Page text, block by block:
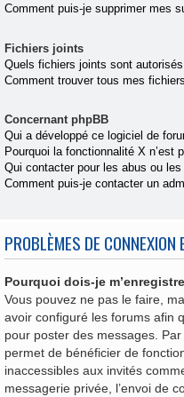
Comment puis-je supprimer mes
Fichiers joints
Quels fichiers joints sont
Comment trouver tous mes
Concernant phpBB
Qui a développé ce logiciel de
Pourquoi la fonctionnalité X n’est
Qui contacter pour les abus ou
Comment puis-je contacter un
PROBLÈMES DE CONNEXION
Pourquoi dois-je
Vous pouvez ne pas le faire,
avoir configuré les forums afin
pour poster des messages.
permet de bénéficier de
inaccessibles aux invités
messagerie privée, l’envoi de